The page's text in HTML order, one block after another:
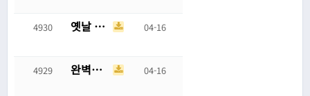
4930 옛날 게임이 물 반사를 구현한 방법 04-16
4929 완벽한 뇌 인터페이스 vs 완벽한 신체 재생 04-16